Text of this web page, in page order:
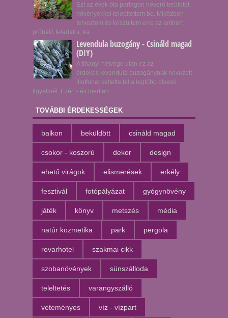
Ezt az évek óta parlagon heverő területet
növényekkel telepítettem be. Miközben
terveztem és készültem erre az embert
próbáló feladatra, ka...
Levendula buzogány - Csináld magad
(DIY)
A tihanyi hétvége után ez az
érdekes levendula buzogánynak nevezett
illatfonat keltette fel a legtöbb olvasó
figyelmét. Ezért - és mert en...
TOVÁBBI ÉRDEKESSÉGEK
balkon beküldött csináld magad
csokor - koszorú dekor design
ehető virágok elismerések erkély
fesztivál fotópályázat gyógynövény
játék könyv metszés média
natúr kozmetika park pergola
rovarhotel szakmai cikk
szobanövények sünszálloda
teleltetés varangyszálló
veteményes víz - vízpart